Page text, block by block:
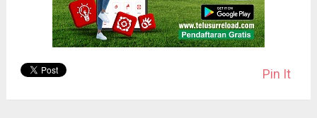
Pin It